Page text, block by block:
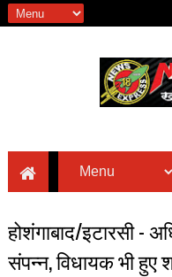
होशंगाबाद/इटारसी -
संपन्न, विधायक भी हुए